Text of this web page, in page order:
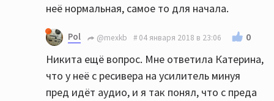
неё нормальная, самое то для начала.
Pol @mexkb 04 января 2018 в 23:06 0
Никита ещё вопрос. Мне ответила Катерина,
что у неё с ресивера на усилитель минуя
пред идёт аудио, и я так понял, что с преда